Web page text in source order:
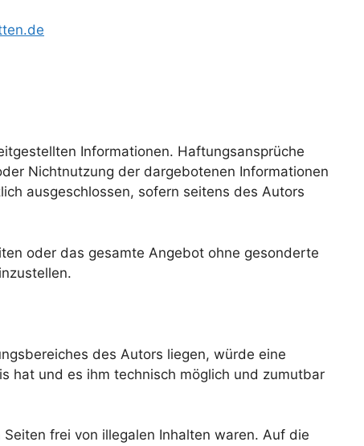
Informationen. Haftungsansprüche
Nichtnutzung der dargebotenen Informationen
ausgeschlossen, sofern seitens des Autors
oder das gesamte Angebot ohne gesonderte
des Autors liegen, würde eine
hat und es ihm technisch möglich und zumutbar
frei von illegalen Inhalten waren. Auf die